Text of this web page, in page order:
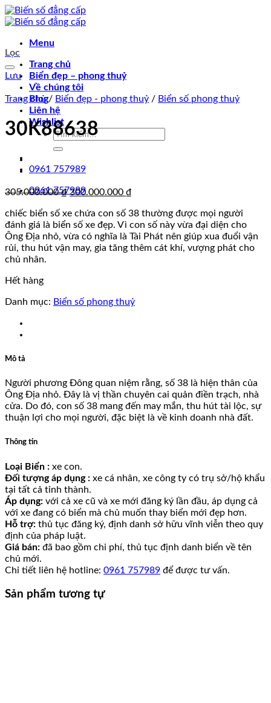
Chuyển
đến
dung
Menu
Trang chủ
Biển đẹp – phong thuỷ
Về chúng tôi
Blog
Liên hệ
Wishlist
Tìm
0961 757989
0961 757989
Lọc
Lưu
Trang chủ / Biển đẹp - phong thuỷ / Biển số phong thuỷ
30K88638
305.000.000₫ Giá
là:
305.000.000 ₫.
300.000.000 ₫
tại
là:
300.000.000 ₫.
chiếc biển số xe chứa con số 38 thường được mọi người
đánh giá là biển số xe đẹp. Vì con số này vừa đại diện cho
Ông Địa nhỏ, vừa có nghĩa là Tài Phát nên giúp xua đuổi vận
rủi, thu hút vận may, gia tăng thêm cát khí, vượng phát cho
chủ nhân.
Hết hàng
Danh mục: Biển số phong thuỷ
Mô tả
Người phương Đông quan niệm rằng, số 38 là hiện thân của
Ông Địa nhỏ. Đây là vị thần chuyên cai quản điền trạch, nhà
cửa. Do đó, con số 38 mang đến may mắn, thu hút tài lộc, sự
thuận lợi cho mọi người, đặc biệt là về kinh doanh nhà đất.
Thông tin
Loại Biển : xe con.
Đối tượng áp dụng : xe cá nhân, xe công ty có trụ sở/hộ khẩu
tại tất cả tỉnh thành.
Áp dụng: với cả xe cũ và xe mới đăng ký lần đầu, áp dụng cả
với xe đang có biển mà chủ muốn thay biển mới đẹp hơn.
Hỗ trợ: thủ tục đăng ký, định danh sở hữu vĩnh viễn theo quy
định của pháp luật.
Giá bán: đã bao gồm chi phí, thủ tục định danh biển về tên
chủ mới.
Chi tiết liên hệ hotline: 0961 757989 để được tư vấn.
Sản phẩm tương tự